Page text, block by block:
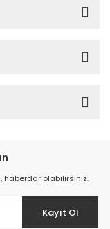
haberdar olabilirsiniz.
Kayıt Ol